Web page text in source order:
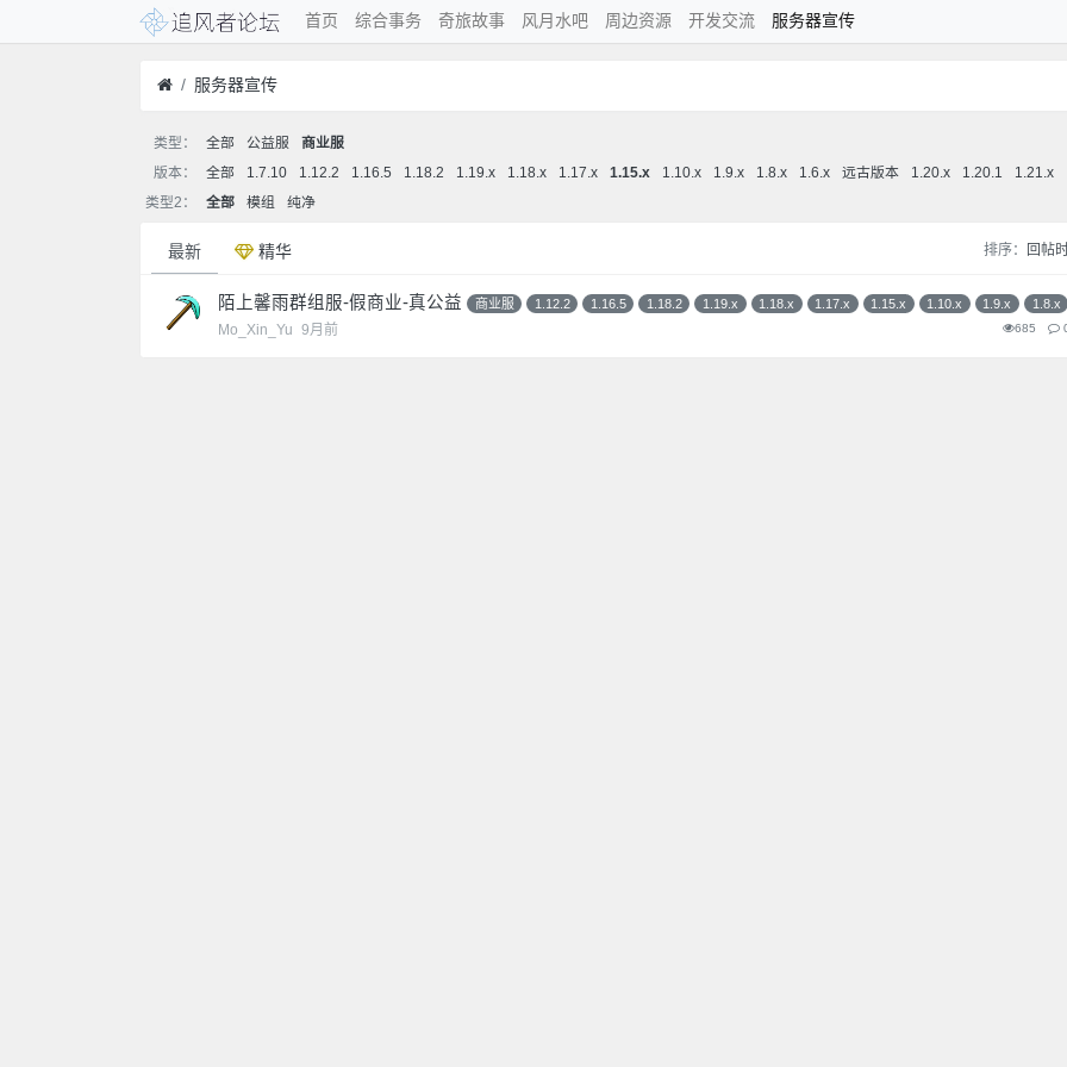
首页 综合事务 奇旅故事 风月水吧 周边资源 开发交流 服务器宣传
服务器宣传
类型： 全部 公益服
商业服
版本：
全部 1.7.10 1.12.2 1.16.5 1.18.2 1.19.x 1.18.x 1.17.x 1.15.x 1.10.x 1.9.x 1.8.x 1.6.x 远古版本 1.20.x 1.20.1
1.21.x
类型2：
全部 模组 纯净
最新 精华 排序： 回帖
陌上馨雨群组服-假商业-真公益 商业服 1.12.2 1.16.5 1.18.2 1.19.x 1.18.x 1.17.x 1.15.x 1.10.x 1.9.x 1.8.x
Mo_Xin_Yu 9月前 685